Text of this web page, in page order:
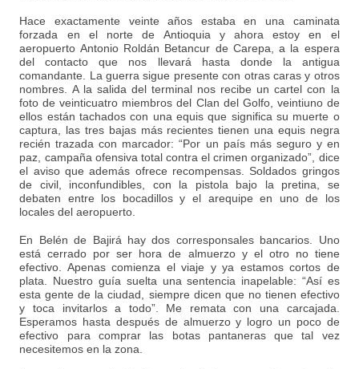
Hace exactamente veinte años estaba en una caminata
forzada en el norte de Antioquia y ahora estoy en el
aeropuerto Antonio Roldán Betancur de Carepa, a la espera
del contacto que nos llevará hasta donde la antigua
comandante. La guerra sigue presente con otras caras y otros
nombres. A la salida del terminal nos recibe un cartel con la
foto de veinticuatro miembros del Clan del Golfo, veintiuno de
ellos están tachados con una equis que significa su muerte o
captura, las tres bajas más recientes tienen una equis negra
recién trazada con marcador: “Por un país más seguro y en
paz, campaña ofensiva total contra el crimen organizado”, dice
el aviso que además ofrece recompensas. Soldados gringos
de civil, inconfundibles, con la pistola bajo la pretina, se
debaten entre los bocadillos y el arequipe en uno de los
locales del aeropuerto.
En Belén de Bajirá hay dos corresponsales bancarios. Uno
está cerrado por ser hora de almuerzo y el otro no tiene
efectivo. Apenas comienza el viaje y ya estamos cortos de
plata. Nuestro guía suelta una sentencia inapelable: “Así es
esta gente de la ciudad, siempre dicen que no tienen efectivo
y toca invitarlos a todo”. Me remata con una carcajada.
Esperamos hasta después de almuerzo y logro un poco de
efectivo para comprar las botas pantaneras que tal vez
necesitemos en la zona.